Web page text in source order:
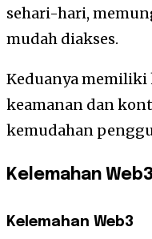
sehari-hari,
mudah diakses.
Keduanya memiliki
keamanan dan
kemudahan
Kelemahan
Kelemahan Web3